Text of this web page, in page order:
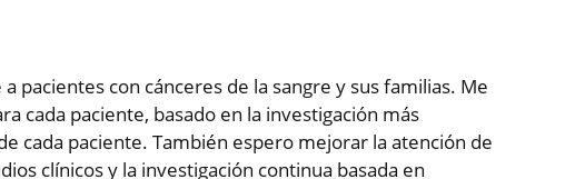
pacientes con cánceres de la sangre y sus familias. Me
cada paciente, basado en la investigación más
cada paciente. También espero mejorar la atención de
clínicos y la investigación continua basada en